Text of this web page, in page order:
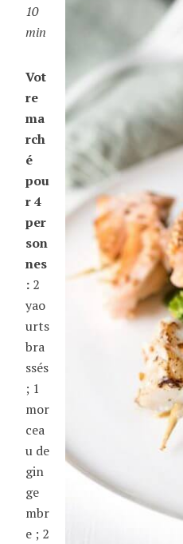
10
min
Vot
re
ma
rch
é
pou
r 4
per
son
nes
: 2
yao
urts
bra
ssés
; 1
mor
cea
u de
gin
ge
mbr
e ; 2